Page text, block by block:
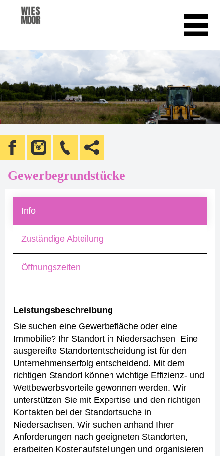
Gewerbegrundstücke
Info
Zuständige Abteilung
Öffnungszeiten
Leistungsbeschreibung
Sie suchen eine Gewerbefläche oder eine
Immobilie? Ihr Standort in Niedersachsen Eine
ausgereifte Standortentscheidung ist für den
Unternehmenserfolg entscheidend. Mit dem
richtigen Standort können wichtige Effizienz- und
Wettbewerbsvorteile gewonnen werden. Wir
unterstützen Sie mit Expertise und den richtigen
Kontakten bei der Standortsuche in
Niedersachsen. Wir suchen anhand Ihrer
Anforderungen nach geeigneten Standorten,
erarbeiten Kostenaufstellungen und organisieren